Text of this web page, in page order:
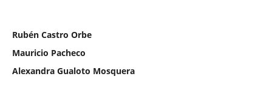
Rubén Castro Orbe
Mauricio Pacheco
Alexandra Gualoto Mosquera